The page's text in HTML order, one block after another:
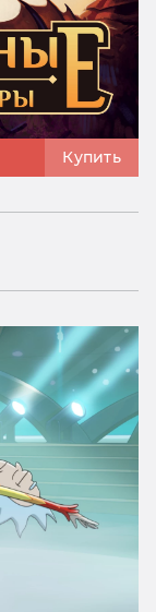
Купить